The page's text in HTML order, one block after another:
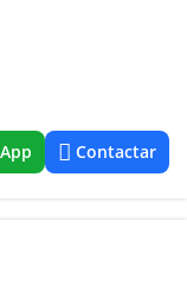
Contactar